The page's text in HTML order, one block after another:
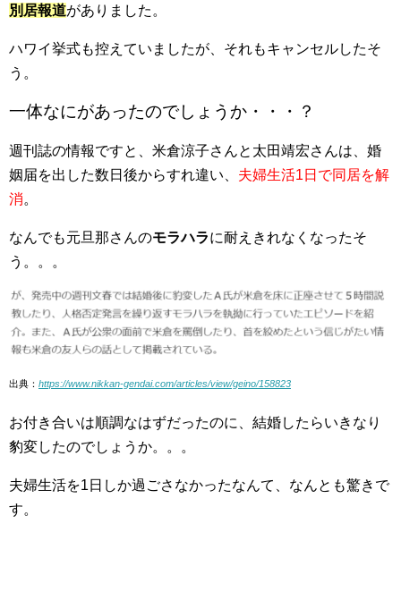
別居報道がありました。
ハワイ挙式も控えていましたが、それもキャンセルしたそ
う。
一体なにがあったのでしょうか・・・？
週刊誌の情報ですと、米倉涼子さんと太田靖宏さんは、婚
姻届を出した数日後からすれ違い、 夫婦生活1日で同居を解
消。
なんでも元旦那さんのモラハラに耐えきれなくなったそ
う。。。
出典： https://www.nikkan-gendai.com/articles/view/geino/158823
お付き合いは順調なはずだったのに、結婚したらいきなり
豹変したのでしょうか。。。
夫婦生活を1日しか過ごさなかったなんて、なんとも驚きで
す。